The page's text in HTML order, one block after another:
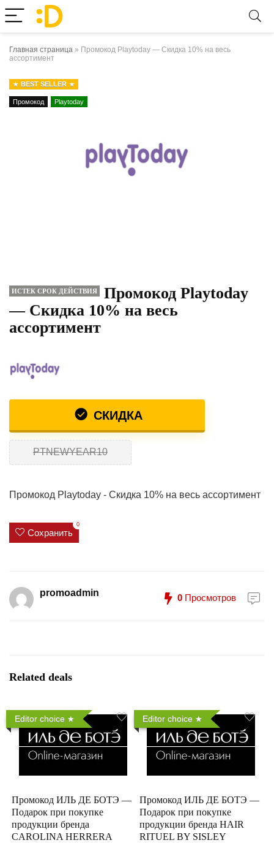
Главная страница » Промокод Playtoday — Скидка 10% на весь
ассортимент
BEST SELLER
Промокод Playtoday
ИСТЕК СРОК ДЕЙСТВИЯ
Промокод Playtoday
— Скидка 10% на весь
ассортимент
СКИДКА
PTNEWYEAR10
Промокод Playtoday - Скидка 10% на весь ассортимент
Сохранить
0
promoadmin 0 Просмотров
Related deals
Editor choice
Промокод ИЛЬ ДЕ БОТЭ —
Подарок при покупке
продукции бренда
CAROLINA HERRERA
Editor choice
Промокод ИЛЬ ДЕ БОТЭ —
Подарок при покупке
продукции бренда HAIR
RITUEL BY SISLEY